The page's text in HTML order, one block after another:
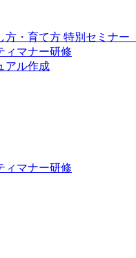
方・育て方 特別セミナー
ィマナー研修
アル作成
ィマナー研修